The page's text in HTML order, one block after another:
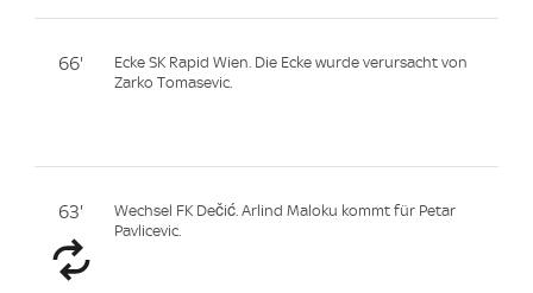
66'
Ecke SK Rapid Wien. Die Ecke wurde verursacht von
Zarko Tomasevic.
63'
Wechsel FK Dečić. Arlind Maloku kommt für Petar
Pavlicevic.